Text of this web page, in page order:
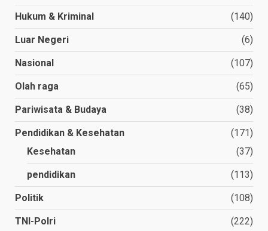
Hukum & Kriminal (140)
Luar Negeri (6)
Nasional (107)
Olah raga (65)
Pariwisata & Budaya (38)
Pendidikan & Kesehatan
(171)
Kesehatan
(37)
pendidikan (113)
Politik (108)
TNI-Polri (222)